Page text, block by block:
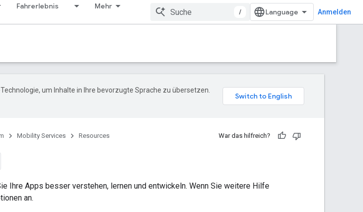
Fahrerlebnis Mehr
/ Anmelden
um Inhalte in Ihre bevorzugte Sprache zu übersetzen.
Mobility Services Resources War das hilfreich?
Ihre Apps besser verstehen, lernen und entwickeln. Wenn Sie weitere Hilfe
an.